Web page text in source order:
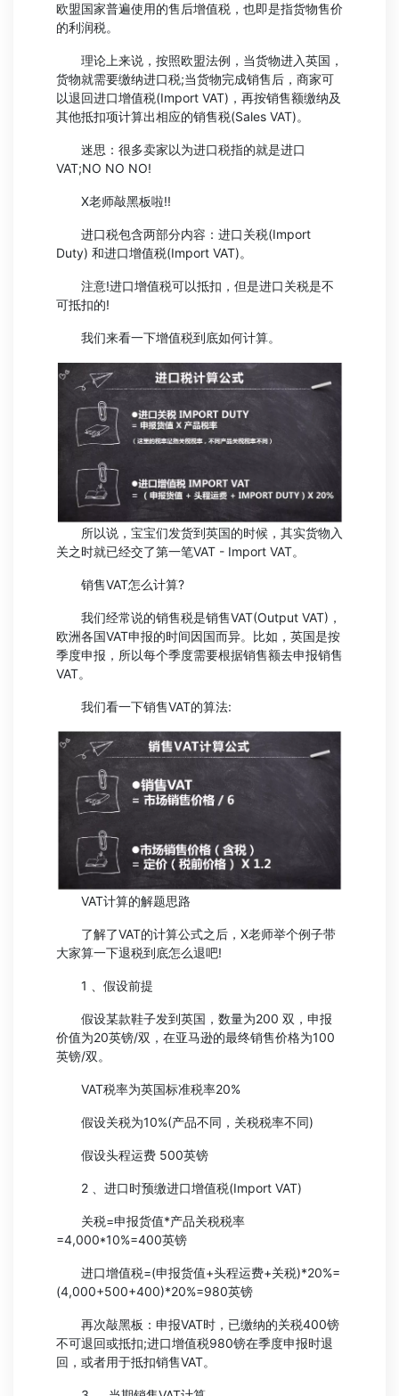
欧盟国家普遍使用的售后增值税，也即是指货物售价
的利润税。
理论上来说，按照欧盟法例，当货物进入英国，
货物就需要缴纳进口税;当货物完成销售后，商家可
以退回进口增值税(Import VAT)，再按销售额缴纳及
其他抵扣项计算出相应的销售税(Sales VAT)。
迷思：很多卖家以为进口税指的就是进口
VAT;NO NO NO!
X老师敲黑板啦!!
进口税包含两部分内容：进口关税(Import
Duty) 和进口增值税(Import VAT)。
注意!进口增值税可以抵扣，但是进口关税是不
可抵扣的!
我们来看一下增值税到底如何计算。
所以说，宝宝们发货到英国的时候，其实货物入
关之时就已经交了第一笔VAT - Import VAT。
销售VAT怎么计算?
我们经常说的销售税是销售VAT(Output VAT)，
欧洲各国VAT申报的时间因国而异。比如，英国是按
季度申报，所以每个季度需要根据销售额去申报销售
VAT。
我们看一下销售VAT的算法:
VAT计算的解题思路
了解了VAT的计算公式之后，X老师举个例子带
大家算一下退税到底怎么退吧!
1 、假设前提
假设某款鞋子发到英国，数量为200 双，申报
价值为20英镑/双，在亚马逊的最终销售价格为100
英镑/双。
VAT税率为英国标准税率20%
假设关税为10%(产品不同，关税税率不同)
假设头程运费 500英镑
2 、进口时预缴进口增值税(Import VAT)
关税=申报货值*产品关税税率
=4,000*10%=400英镑
进口增值税=(申报货值+头程运费+关税)*20%=
(4,000+500+400)*20%=980英镑
再次敲黑板：申报VAT时，已缴纳的关税400镑
不可退回或抵扣;进口增值税980镑在季度申报时退
回，或者用于抵扣销售VAT。